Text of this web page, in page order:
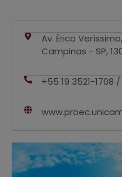
Av. Érico
Campinas - SP,
+55 19 3521-1708